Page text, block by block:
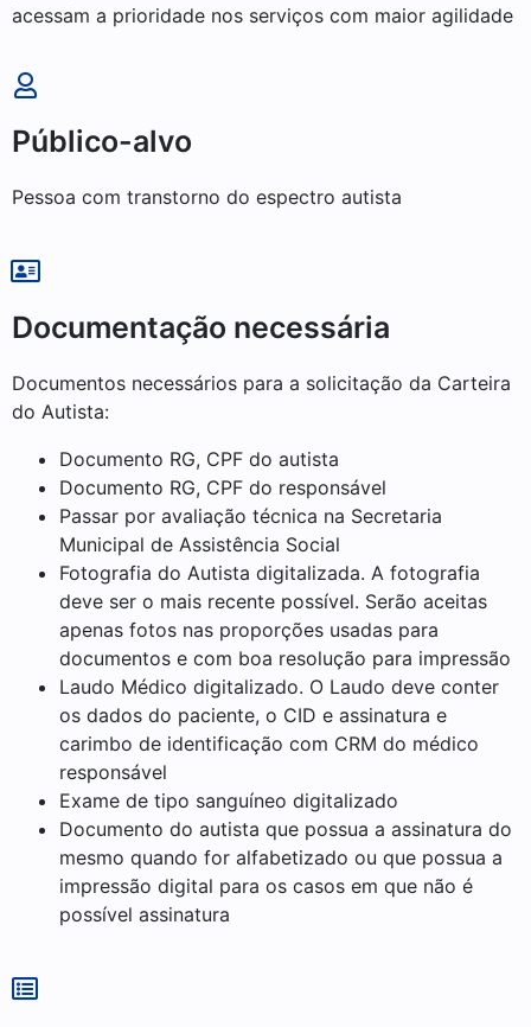
acessam a prioridade nos serviços com maior agilidade
Público-alvo
Pessoa com transtorno do espectro autista
Documentação necessária
Documentos necessários para a solicitação da Carteira
do Autista:
Documento RG, CPF do autista
Documento RG, CPF do responsável
Passar por avaliação técnica na Secretaria
Municipal de Assistência Social
Fotografia do Autista digitalizada. A fotografia
deve ser o mais recente possível. Serão aceitas
apenas fotos nas proporções usadas para
documentos e com boa resolução para impressão
Laudo Médico digitalizado. O Laudo deve conter
os dados do paciente, o CID e assinatura e
carimbo de identificação com CRM do médico
responsável
Exame de tipo sanguíneo digitalizado
Documento do autista que possua a assinatura do
mesmo quando for alfabetizado ou que possua a
impressão digital para os casos em que não é
possível assinatura